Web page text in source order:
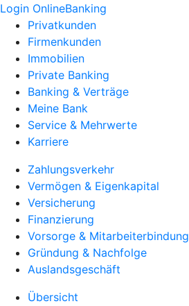
Login OnlineBanking
Privatkunden
Firmenkunden
Immobilien
Private Banking
Banking & Verträge
Meine Bank
Service & Mehrwerte
Karriere
Zahlungsverkehr
Vermögen & Eigenkapital
Versicherung
Finanzierung
Vorsorge & Mitarbeiterbindung
Gründung & Nachfolge
Auslandsgeschäft
Übersicht